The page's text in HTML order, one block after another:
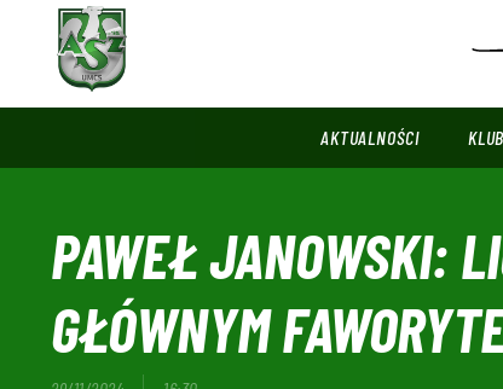
AKTUALNOŚCI KLUB
PAWEŁ JANOWSKI:
GŁÓWNYM